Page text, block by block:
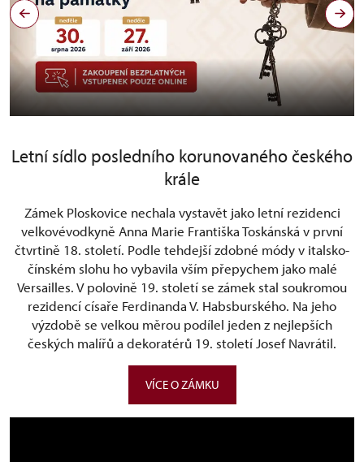
Letní sídlo posledního korunovaného českého
krále
Zámek Ploskovice nechala vystavět jako letní rezidenci
velkovévodkyně Anna Marie Františka Toskánská v první
čtvrtině 18. století. Podle tehdejší zdobné módy v italsko-
čínském slohu ho vybavila vším přepychem jako malé
Versailles. V polovině 19. století se zámek stal soukromou
rezidencí císaře Ferdinanda V. Habsburského. Na jeho
výzdobě se velkou měrou podílel jeden z nejlepších
českých malířů a dekoratérů 19. století Josef Navrátil.
VÍCE O ZÁMKU